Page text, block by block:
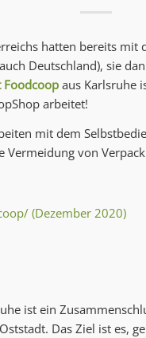
hatten bereits mit
Deutschland), sie
Foodcoop aus Karlsruhe
arbeitet!
mit dem
Vermeidung von
(Dezember 2020)
ist ein
Das Ziel ist es,